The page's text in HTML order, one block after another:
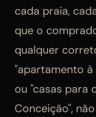
cada praia,
que o
qualquer
"apartamento à
ou "casas para
Conceição",